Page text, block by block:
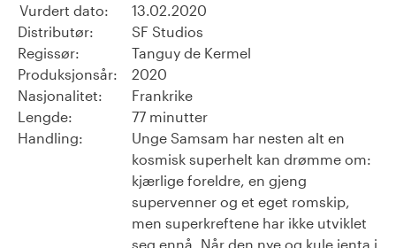
Vurdert dato:
13.02.2020
Distributør:
SF Studios
Regissør:
Tanguy de Kermel
Produksjonsår:
2020
Nasjonalitet:
Frankrike
Lengde:
77 minutter
Handling:
Unge Samsam har nesten alt en
kosmisk superhelt kan drømme om:
kjærlige foreldre, en gjeng
supervenner og et eget romskip,
men superkreftene har ikke utviklet
seg ennå. Når den nye og kule jenta i